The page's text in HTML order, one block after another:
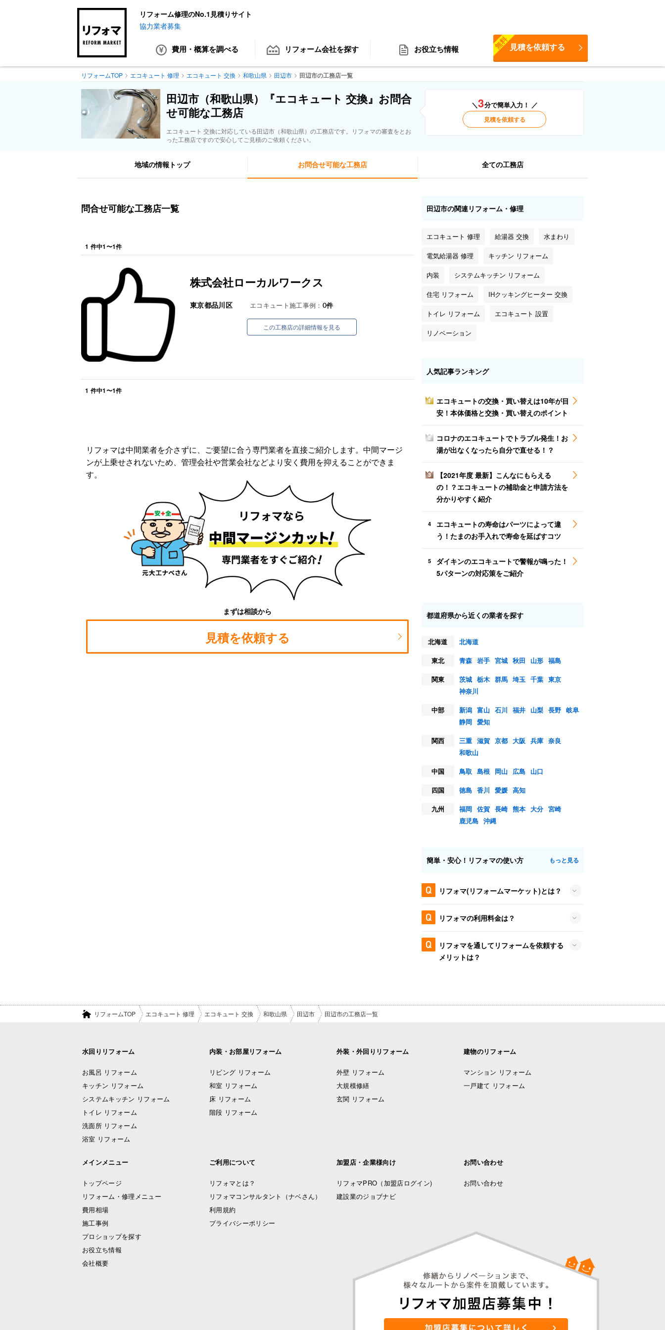
リフォーム修理のNo.1見積りサイト
協力業者募集
費用・概算を調べる リフォーム会社を探す お役立ち情報 見積を依頼する
無料
リフォームTOP エコキュート 修理 エコキュート 交換 和歌山県 田辺市 田辺市の工務店一覧
田辺市（和歌山県）『エコキュート 交換』お問合
せ可能な工務店
エコキュート 交換に対応している田辺市（和歌山県）の工務店です。リフォマの審査をとお
った工務店ですので安心してご見積のご依頼ください。
＼3分で簡単入力！ ／
見積を依頼する
地域の情報トップ お問合せ可能な工務店 全ての工務店
問合せ可能な工務店一覧
1 件中1〜1件
株式会社ローカルワークス
東京都品川区 エコキュート施工事例： 0件
この工務店の詳細情報を見る
1 件中1〜1件
リフォマは中間業者を介さずに、ご要望に合う専門業者を直接ご紹介します。中間マージ
ンが上乗せされないため、管理会社や営業会社などより安く費用を抑えることができま
す。
まずは相談から
見積を依頼する
田辺市の関連リフォーム・修理
エコキュート 修理 給湯器 交換 水まわり
電気給湯器 修理 キッチン リフォーム
内装 システムキッチン リフォーム
住宅 リフォーム IHクッキングヒーター 交換
トイレ リフォーム エコキュート 設置
リノベーション
人気記事ランキング
1
エコキュートの交換・買い替えは10年が目
安！本体価格と交換・買い替えのポイント
2
コロナのエコキュートでトラブル発生！お
湯が出なくなったら自分で直せる！？
3
【2021年度 最新】こんなにもらえる
の！？エコキュートの補助金と申請方法を
分かりやすく紹介
4
エコキュートの寿命はパーツによって違
う！たまのお手入れで寿命を延ばすコツ
5
ダイキンのエコキュートで警報が鳴った！
5パターンの対応策をご紹介
都道府県から近くの業者を探す
北海道
北海道
東北
青森 岩手 宮城 秋田 山形 福島
関東
茨城 栃木 群馬 埼玉 千葉 東京
神奈川
中部
新潟 富山 石川 福井 山梨 長野 岐阜
静岡 愛知
関西
三重 滋賀 京都 大阪 兵庫 奈良
和歌山
中国
鳥取 島根 岡山 広島
山口
四国
徳島 香川 愛媛 高知
九州
福岡 佐賀 長崎 熊本 大分 宮崎
鹿児島 沖縄
簡単・安心！リフォマの使い方 もっと見る
リフォマ(リフォームマーケット)とは？
リフォマの利用料金は？
リフォマを通してリフォームを依頼する
メリットは？
リフォームTOP エコキュート 修理 エコキュート 交換 和歌山県 田辺市 田辺市の工務店一覧
水回りリフォーム
お風呂 リフォーム
キッチン リフォーム
システムキッチン リフォーム
トイレ リフォーム
洗面所 リフォーム
浴室 リフォーム
内装・お部屋リフォーム
リビング リフォーム
和室 リフォーム
床 リフォーム
階段 リフォーム
外装・外回りリフォーム
外壁 リフォーム
大規模修繕
玄関 リフォーム
建物のリフォーム
マンション リフォーム
一戸建て リフォーム
メインメニュー
トップページ
リフォーム・修理メニュー
費用相場
施工事例
プロショップを探す
お役立ち情報
会社概要
ご利用について
リフォマとは？
リフォマコンサルタント（ナベさん）
利用規約
プライバシーポリシー
加盟店・企業様向け
リフォマPRO （加盟店ログイン)
建設業のジョブナビ
お問い合わせ
お問い合わせ